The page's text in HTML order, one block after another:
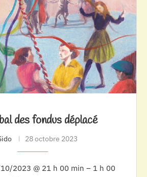
des fondus déplacé
28 octobre 2023
2023 @ 21 h 00 min – 1 h 00